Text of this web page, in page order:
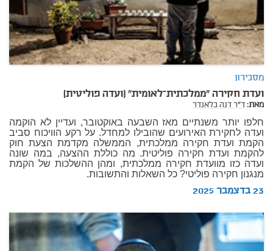
מסבירון
ועדת חקירה "ממלכתית–לאומית" (ועדה פוליטית)
מאת:ד"ר דנה בלאנדר
חלפו יותר משנתיים מאז השבעה באוקטובר, ועדיין לא הוקמה
ועדה לחקירת האירועים שהובילו למחדל. על רקע הוויכוח סביב
הקמת ועדת חקירה ממלכתית, הממשלה מקדמת הצעת חוק
להקמת ועדת חקירה פוליטית. מה כוללת ההצעה, במה שונה
ועדה כזו מוועדת חקירה ממלכתית, ומהן ההשלכות של הקמת
מנגנון חקירה פוליטי? כל השאלות והתשובות.
23 בדצמבר 2025